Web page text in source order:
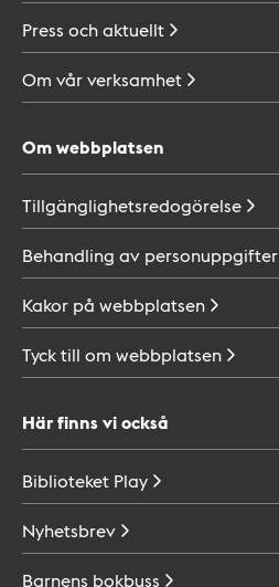
Press ochaktuellt
Om vårverksamhet
Om webbplatsen
Tillgänglighetsredogörelse
Behandling av personuppgifter
Kakor på webbplatsen
Tyck till om webbplatsen
Här finns vi också
Biblioteket Play
Nyhetsbrev
Barnens bokbuss